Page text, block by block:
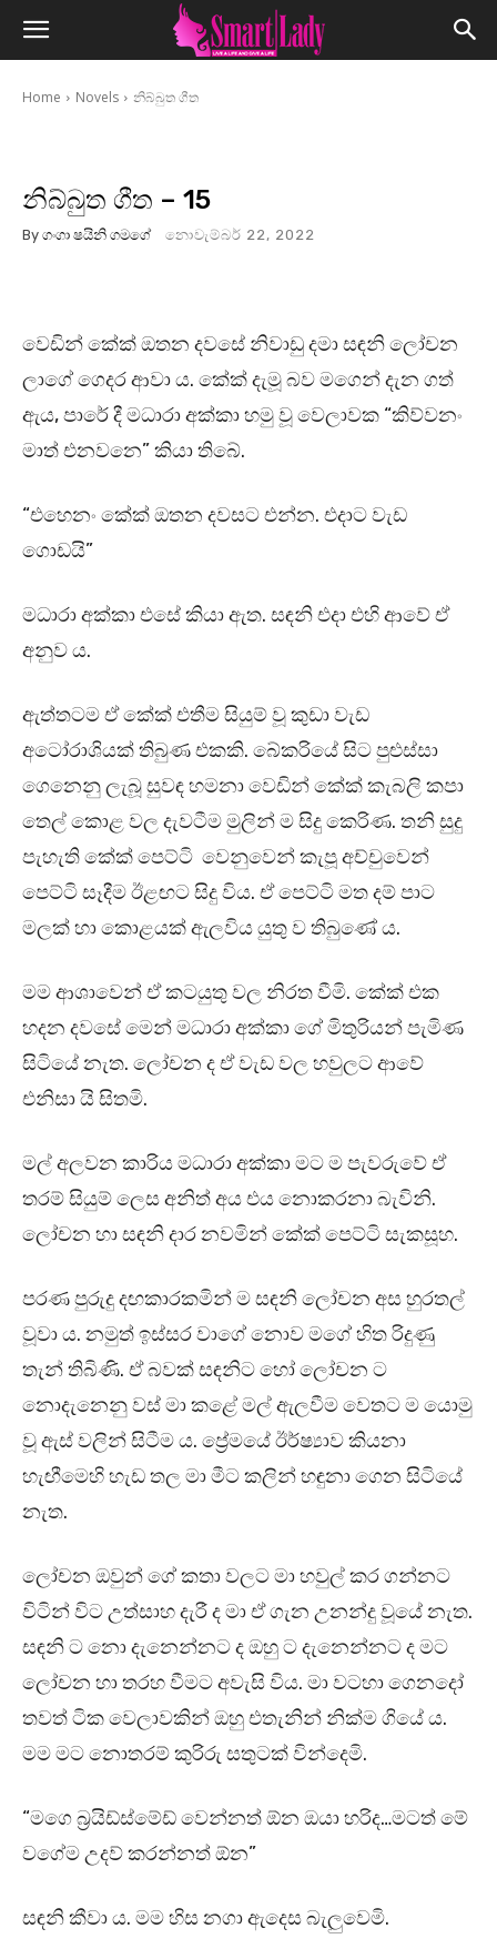
Home Novels නිබ්බුත ගීත
නිබ්බුත ගීත – 15
By ගංගා ෂයිනි ගමගේ නොවැම්බර් 22, 2022
වෙඩින් කේක් ඔතන දවසේ නිවාඩු දමා සඳනි ලෝචන
ලාගේ ගෙදර ආවා ය. කේක් දැමූ බව මගෙන් දැන ගත්
ඇය, පාරේ දී මධාරා අක්කා හමු වූ වෙලාවක “කිව්වනං
මාත් එනවනෙ” කියා තිබේ.
“එහෙනං කේක් ඔතන දවසට එන්න. එදාට වැඩ
ගොඩයි”
මධාරා අක්කා එසේ කියා ඇත. සඳනි එදා එහි ආවේ ඒ
අනුව ය.
ඇත්තටම ඒ කේක් එතීම සියුම් වූ කුඩා වැඩ
අටෝරාශියක් තිබුණ එකකි. බේකරියේ සිට පුළුස්සා
ගෙනෙනු ලැබූ සුවඳ හමනා වෙඩින් කේක් කැබලි කපා
තෙල් කොළ වල දැවටීම මුලින් ම සිදු කෙරිණ. තනි සුදු
පැහැති කේක් පෙට්ටි වෙනුවෙන් කැපූ අච්චුවෙන්
පෙට්ටි සෑදීම ඊළඟට සිදු විය. ඒ පෙට්ටි මත දම් පාට
මලක් හා කොළයක් ඇලවිය යුතු ව තිබුණේ ය.
මම ආශාවෙන් ඒ කටයුතු වල නිරත වීමි. කේක් එක
හදන දවසේ මෙන් මධාරා අක්කා ගේ මිතුරියන් පැමිණ
සිටියේ නැත. ලෝචන ද ඒ වැඩ වල හවුලට ආවේ
එනිසා යි සිතමි.
මල් අලවන කාරිය මධාරා අක්කා මට ම පැවරුවේ ඒ
තරම් සියුම් ලෙස අනිත් අය එය නොකරනා බැවිනි.
ලෝචන හා සඳනි දාර නවමින් කේක් පෙට්ටි සැකසූහ.
පරණ පුරුදු දඟකාරකමින් ම සඳනි ලෝචන අස හුරතල්
වූවා ය. නමුත් ඉස්සර වාගේ නොව මගේ හිත රිදුණු
තැන් තිබිණි. ඒ බවක් සඳනිට හෝ ලෝචන ට
නොදැනෙනු වස් මා කළේ මල් ඇලවීම වෙතට ම යොමු
වූ ඇස් වලින් සිටීම ය. ප්‍රේමයේ ඊර්ෂ්‍යාව කියනා
හැඟීමෙහි හැඩ තල මා මීට කලින් හඳුනා ගෙන සිටියේ
නැත.
ලෝචන ඔවුන් ගේ කතා වලට මා හවුල් කර ගන්නට
විටින් විට උත්සාහ දැරී ද මා ඒ ගැන උනන්දු වූයේ නැත.
සඳනි ට නො දැනෙන්නට ද ඔහු ට දැනෙන්නට ද මට
ලෝචන හා තරහ වීමට අවැසි විය. මා වටහා ගෙනදෝ
තවත් ටික වෙලාවකින් ඔහු එතැනින් නික්ම ගියේ ය.
මම මට නොතරම් කුරිරු සතුටක් වින්දෙමි.
“මගෙ බ්‍රයිඩ්ස්මේඩ් වෙන්නත් ඕන ඔයා හරිද…මටත් මේ
වගේම උදව් කරන්නත් ඕන”
සඳනි කීවා ය. මම හිස නගා ඇදෙස බැලුවෙමි.